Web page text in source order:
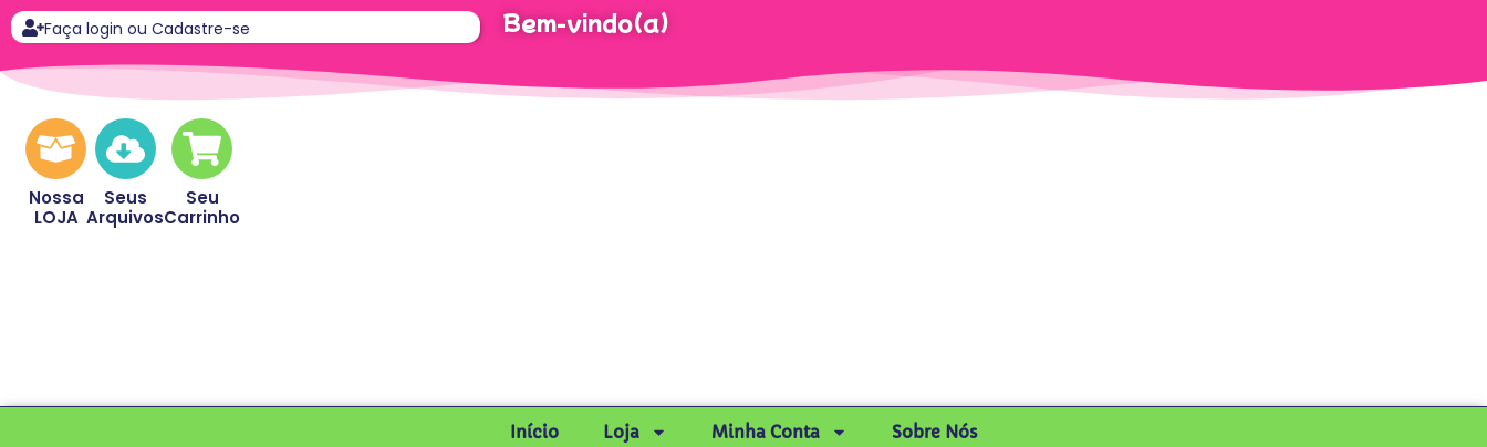
Faça login ou Cadastre-se Bem-vindo(a)
Nossa
LOJA
Seus
Arquivos
Seu
Carrinho
Início Loja Minha Conta Sobre Nós